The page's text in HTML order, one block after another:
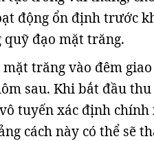
động ổn định trước
quỹ đạo mặt trăng.
trăng vào đêm
sau. Khi bắt đầu
tuyến xác định chính
cách này có thể sẽ